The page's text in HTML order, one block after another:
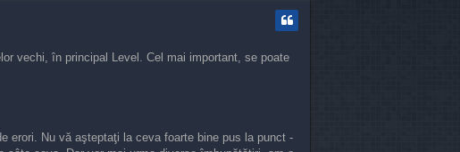
vechi, în principal Level. Cel mai important, se poate
erori. Nu vă aşteptaţi la ceva foarte bine pus la punct -